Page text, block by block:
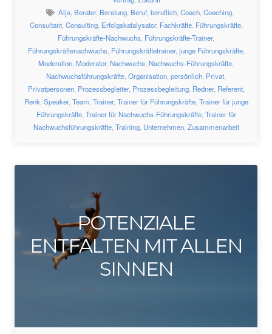
Alja, Berater, Beratung, Beruf, beruflich, Coach, Coaching,
Consultant, Consulting, Erfolgskatalysator, Fachkräfte, Führungskräfte,
Führungskräfte-Nachwuchs Führungskräfte-Trainer,
Führungskräftenachwuchs, Führungskräftetrainer, junge Führungskräfte,
Moderation Moderator, Nachwuchs Nachwuchs-Führungskräfte
Nachwuchsführungskräfte Organisation persönlich Privat
Privatpersonen, Prozessbegleiter, Prozessbegleitung, Redner, Referent,
Renk Speaker, Team Trainer, Trainer für Führungskräfte, Trainer für junge
Führungskräfte, Trainer für Nachwuchs-Führungskräfte, Trainer für
Nachwuchsführungskräfte, Training, Unternehmen, Zusammenarbeit
POTENZIALE
ENTFALTEN MIT ALLEN
SINNEN